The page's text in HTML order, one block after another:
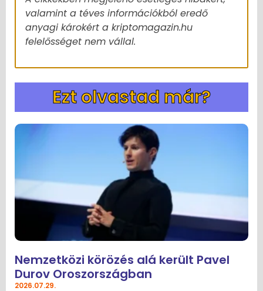
valamint a téves információkból eredő
anyagi károkért a kriptomagazin.hu
felelősséget nem vállal.
Ezt olvastad már?
Nemzetközi körözés alá került Pavel
Durov Oroszországban
2026.07.29.